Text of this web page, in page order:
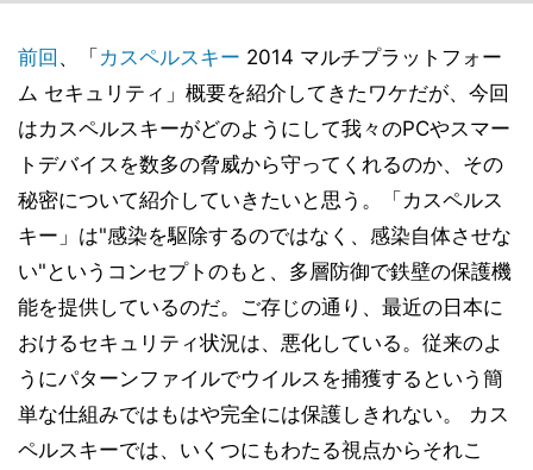
前回 、「 カスペルスキー 2014 マルチプラットフォー
ム セキュリティ」概要を紹介してきたワケだが、今回
はカスペルスキーがどのようにして我々のPCやスマー
トデバイスを数多の脅威から守ってくれるのか、その
秘密について紹介していきたいと思う。「カスペルス
キー」は"感染を駆除するのではなく、感染自体させな
い"というコンセプトのもと、多層防御で鉄壁の保護機
能を提供しているのだ。ご存じの通り、最近の日本に
おけるセキュリティ状況は、悪化している。従来のよ
うにパターンファイルでウイルスを捕獲するという簡
単な仕組みではもはや完全には保護しきれない。 カス
ペルスキーでは、いくつにもわたる視点からそれこ